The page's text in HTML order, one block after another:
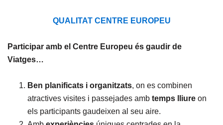
QUALITAT CENTRE EUROPEU
Participar amb el Centre Europeu és gaudir de
Viatges…
Ben planificats i organitzats, on es combinen
atractives visites i passejades amb temps lliure on
els participants gaudeixen al seu aire.